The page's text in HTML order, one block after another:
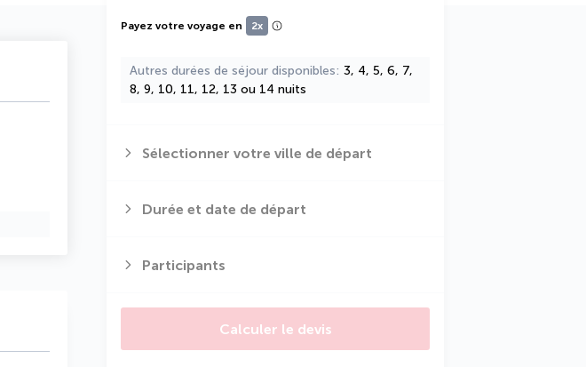
Payez votre voyage en 2x
Autres durées de séjour disponibles 3, 4, 5, 6, 7,
8, 9, 10, 11, 12, 13 ou 14 nuits
Sélectionner votre ville de départ
Durée et date de départ
Participants
Calculer le devis